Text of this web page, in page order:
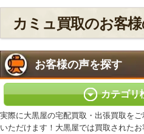
カミュ買取のお客
お客様の声を探す
カテゴリ
実際に大黒屋の宅配買取・出張買取を
いただけます！大黒屋では買取された